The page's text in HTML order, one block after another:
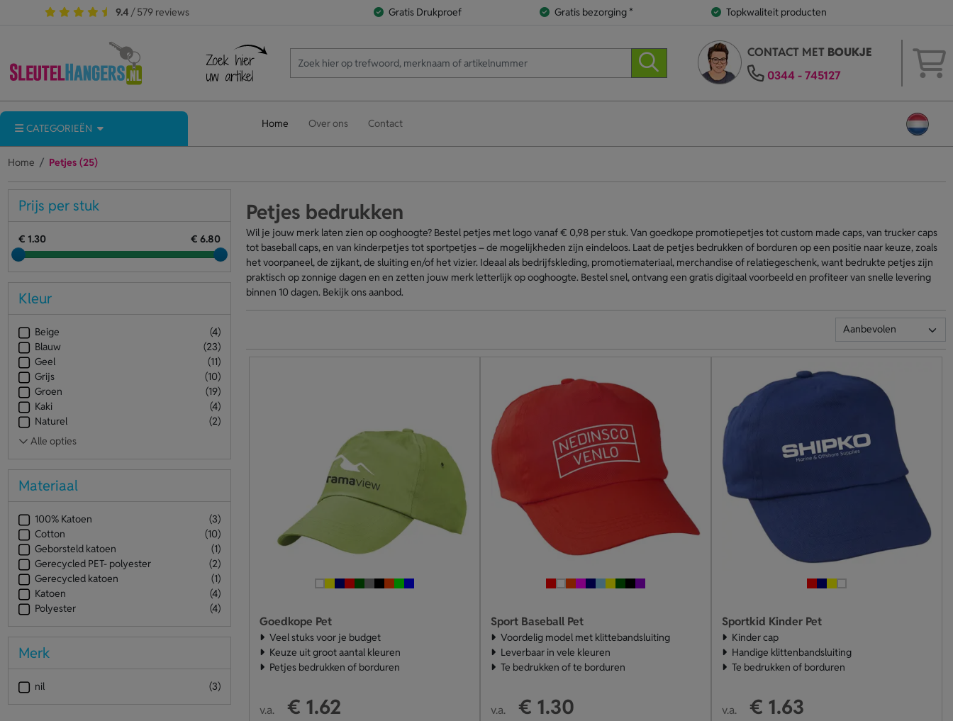
9.4 / 579 reviews Gratis Drukproef Gratis bezorging * Topkwaliteit producten
CONTACT MET BOUKJE
0344 - 745127
CATEGORIEËN Home Over ons Contact
Home Petjes (25)
Petjes bedrukken
Wil je jouw merk laten zien op ooghoogte? Bestel petjes met logo vanaf € 0,98 per stuk. Van goedkope promotiepetjes tot custom made caps, van trucker caps
tot baseball caps, en van kinderpetjes tot sportpetjes – de mogelijkheden zijn eindeloos. Laat de petjes bedrukken of borduren op een positie naar keuze, zoals
het voorpaneel, de zijkant, de sluiting en/of het vizier. Ideaal als bedrijfskleding, promotiemateriaal, merchandise of relatiegeschenk, want bedrukte petjes zijn
praktisch op zonnige dagen en en zetten jouw merk letterlijk op ooghoogte. Bestel snel, ontvang een gratis digitaal voorbeeld en profiteer van snelle levering
binnen 10 dagen. Bekijk ons aanbod.
Goedkope Pet
Veel stuks voor je budget
Keuze uit groot aantal kleuren
Petjes bedrukken of borduren
v.a. € 1.62
Sport Baseball Pet
Voordelig model met klittebandsluiting
Leverbaar in vele kleuren
Te bedrukken of te borduren
v.a. € 1.30
Sportkid Kinder Pet
Kinder cap
Handige klittenbandsluiting
Te bedrukken of borduren
v.a. € 1.63
Prijs per stuk
€ 1.30 € 6.80
Kleur
Beige
(4)
Blauw
(23)
Geel
(11)
Grijs
(10)
Groen
(19)
Kaki
(4)
Naturel
(2)
Materiaal
100% Katoen
(3)
Cotton
(10)
Geborsteld katoen
(1)
Gerecycled PET- polyester
(2)
Gerecycled katoen
(1)
Katoen
(4)
Polyester
(4)
Merk
nil (3)